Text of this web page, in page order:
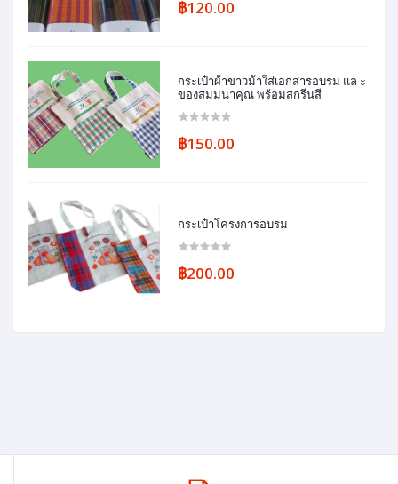
฿120.00
กระเป๋าผ้าขาวม้าใส่เอกสารอบรม แล ะ
ของสมมนาคุณ พร้อมสกรีนสี
฿150.00
กระเป๋าโครงการอบรม
฿200.00